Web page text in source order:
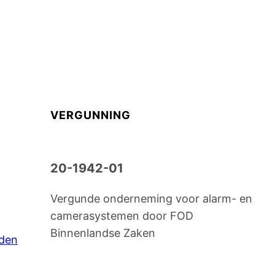
VERGUNNING
20-1942-01
Vergunde onderneming voor alarm- en
camerasystemen door FOD
Binnenlandse Zaken